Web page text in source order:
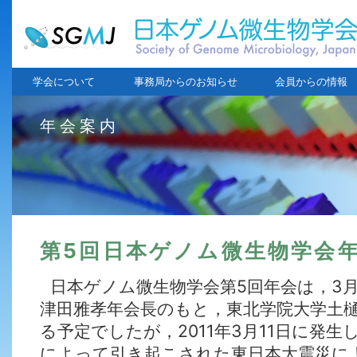
学会について 事務局からのお知らせ 会員からの情報
年会案内
第5回日本ゲノム微生物学会
日本ゲノム微生物学会第5回年会は，3
津田雅孝年会長のもと，東北学院大学土
る予定でしたが，2011年3月11日に発生